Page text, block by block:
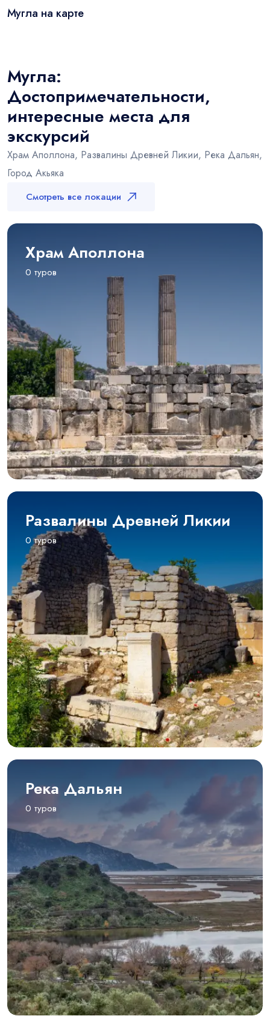
Мугла на карте
Мугла:
Достопримечательности,
интересные места для
экскурсий
Храм Аполлона, Развалины Древней Ликии, Река Дальян,
Город Акьяка
Смотреть все локации
Храм Аполлона
0 туров
Развалины Древней Ликии
0 туров
Река Дальян
0 туров